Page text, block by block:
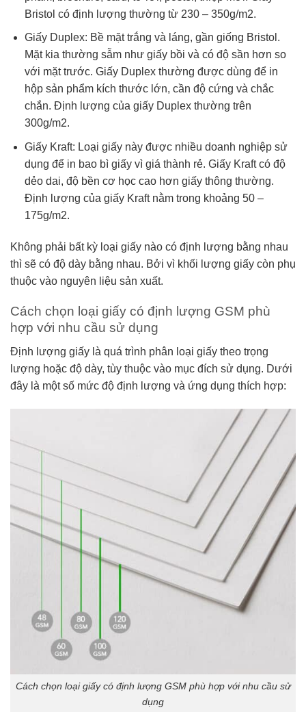
Bristol có định lượng thường từ 230 – 350g/m2.
Giấy Duplex: Bề mặt trắng và láng, gần giống Bristol.
Mặt kia thường sẫm như giấy bồi và có độ sần hơn so
với mặt trước. Giấy Duplex thường được dùng để in
hộp sản phẩm kích thước lớn, cần độ cứng và chắc
chắn. Định lượng của giấy Duplex thường trên
300g/m2.
Giấy Kraft: Loại giấy này được nhiều doanh nghiệp sử
dụng để in bao bì giấy vì giá thành rẻ. Giấy Kraft có độ
dẻo dai, độ bền cơ học cao hơn giấy thông thường.
Định lượng của giấy Kraft nằm trong khoảng 50 –
175g/m2.
Không phải bất kỳ loại giấy nào có định lượng bằng nhau
thì sẽ có độ dày bằng nhau. Bởi vì khối lượng giấy còn phụ
thuộc vào nguyên liệu sản xuất.
Cách chọn loại giấy có định lượng GSM phù
hợp với nhu cầu sử dụng
Định lượng giấy là quá trình phân loại giấy theo trọng
lượng hoặc độ dày, tùy thuộc vào mục đích sử dụng. Dưới
đây là một số mức độ định lượng và ứng dụng thích hợp:
Cách chọn loại giấy có định lượng GSM phù hợp với nhu cầu sử
dụng